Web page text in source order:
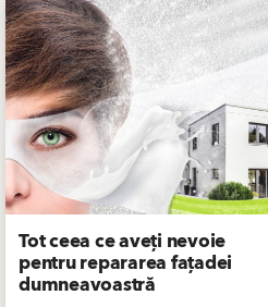
Tot ceea ce aveți nevoie
pentru repararea fațadei
dumneavoastră